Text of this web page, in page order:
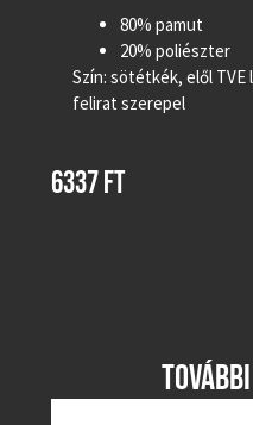
80% pamut
20% poliészter
Szín: sötétkék, elől
felirat szerepel
6337FT